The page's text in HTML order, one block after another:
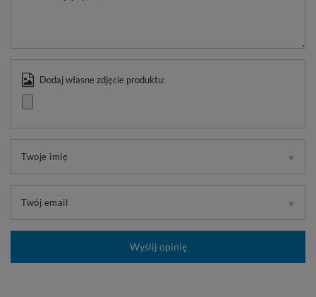
Dodaj własne zdjęcie produktu:
Twoje imię
Twój email
Wyślij opinię